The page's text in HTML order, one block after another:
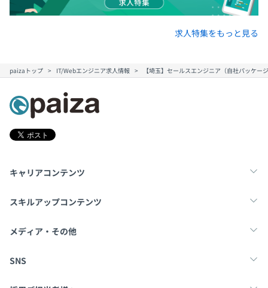
求人特集をもっと見る
paizaトップ IT/Webエンジニア求人情報 【埼玉】セールスエンジニア（自社パッケ
キャリアコンテンツ
転職・キャリア
スキルアップコンテンツ
学習
メディア・その他
Tech Team Journal
SNS